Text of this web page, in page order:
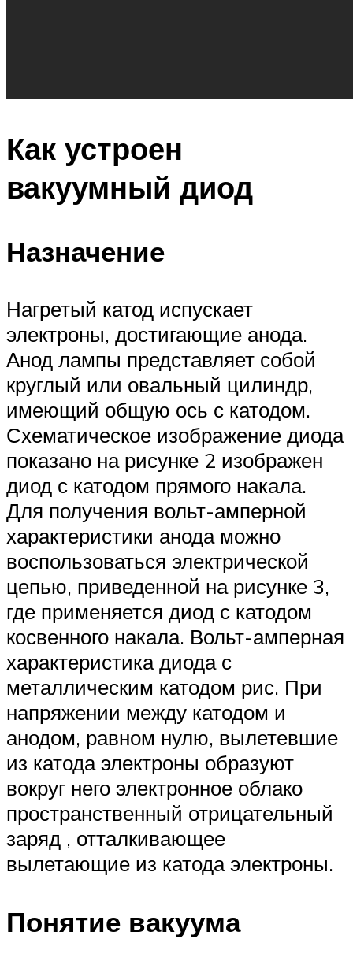
Как устроен
вакуумный диод
Назначение
Нагретый катод испускает
электроны, достигающие анода.
Анод лампы представляет собой
круглый или овальный цилиндр,
имеющий общую ось с катодом.
Схематическое изображение диода
показано на рисунке 2 изображен
диод с катодом прямого накала.
Для получения вольт-амперной
характеристики анода можно
воспользоваться электрической
цепью, приведенной на рисунке 3,
где применяется диод с катодом
косвенного накала. Вольт-амперная
характеристика диода с
металлическим катодом рис. При
напряжении между катодом и
анодом, равном нулю, вылетевшие
из катода электроны образуют
вокруг него электронное облако
пространственный отрицательный
заряд , отталкивающее
вылетающие из катода электроны.
Понятие вакуума